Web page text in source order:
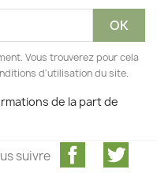
Vous trouverez pour cela
d'utilisation du site.
de la part de
Facebook
suivre